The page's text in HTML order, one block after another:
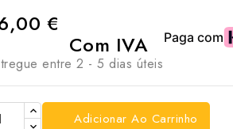
€
Com IVA
entre 2 - 5 dias úteis
Adicionar Ao Carrinho